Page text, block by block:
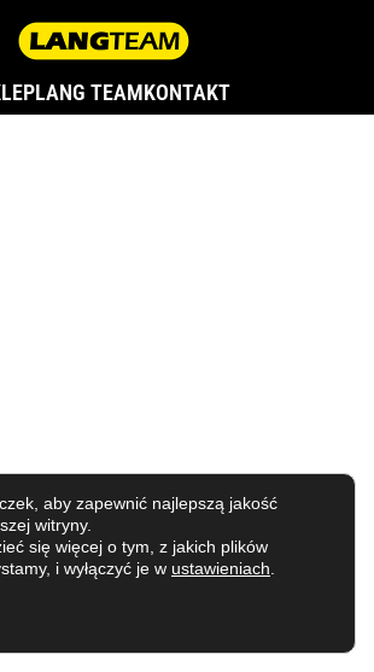
LANG TEAMKONTAKT
aby zapewnić najlepszą jakość
witryny.
się więcej o tym, z jakich plików
i wyłączyć je w ustawieniach